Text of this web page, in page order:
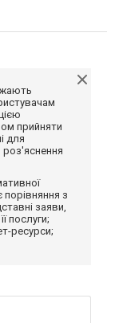
прийняти
для
роз'яснення
з
заяви,
послуги;
ресурси;